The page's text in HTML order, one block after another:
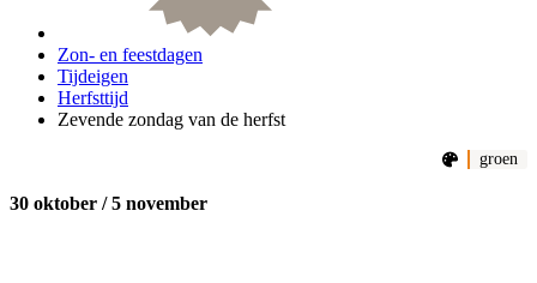
Zon- en feestdagen
Tijdeigen
Herfsttijd
Zevende zondag van de herfst
groen
30 oktober / 5 november